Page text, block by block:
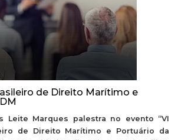
de Direito Marítimo e
Leite Marques palestra no evento “VI
de Direito Marítimo e Portuário da